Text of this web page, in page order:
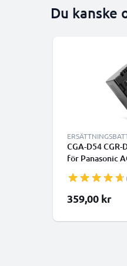
Du kanske
CGA-D54
för Panasonic
NV-MX500
2200mAh
med lång
359,00 kr